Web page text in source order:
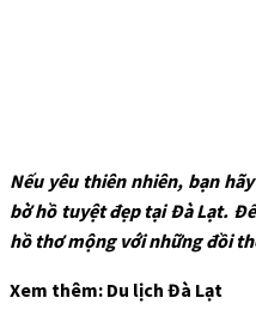
Nếu yêu thiên nhiên, bạn
bờ hồ tuyệt đẹp tại Đà Lạt.
hồ thơ mộng với những đồi
Xem thêm: Du lịch Đà Lạt